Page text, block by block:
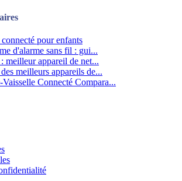
pour enfants
d'alarme sans fil : gui...
meilleur appareil de net...
meilleurs appareils de...
Connecté Compara...